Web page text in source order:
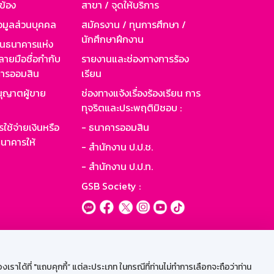
ได้ที่ "แถบคุกกี้” แต่ละประเภท ในกรณีที่ท่านไม่ทำการเลือกจะถือว่าท่าน
อง
มูลส่วนบุคคล
นาคารแห่ง
ายมือชื่อกำกับ
รออมสิน
ญาตผู้ขาย
ช้จ่ายเงินหรือ
คารให้
สาขา / จุดให้บริการ
สมัครงาน / ทุนการศึกษา /
นักศึกษาฝึกงาน
รายงานและช่องทางการร้อง
เรียน
ช่องทางแจ้งเรื่องร้องเรียน การ
ทุจริตและประพฤติมิชอบ :
- ธนาคารออมสิน
- สำนักงาน ป.ป.ช.
- สำนักงาน ป.ป.ท.
GSB Society :